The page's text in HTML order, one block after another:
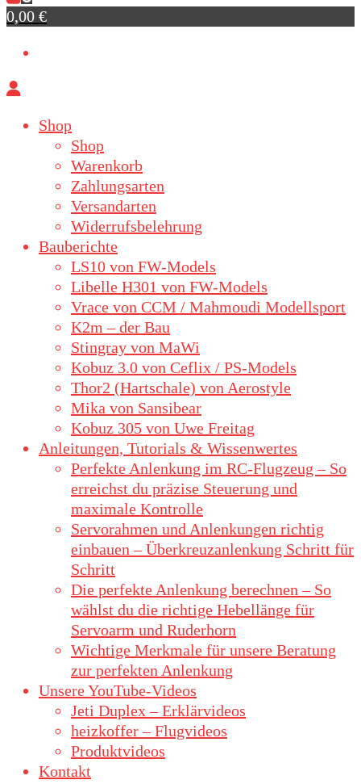
0,00 €
Shop
Shop
Warenkorb
Zahlungsarten
Versandarten
Widerrufsbelehrung
Bauberichte
LS10 von FW-Models
Libelle H301 von FW-Models
Vrace von CCM / Mahmoudi Modellsport
K2m – der Bau
Stingray von MaWi
Kobuz 3.0 von Ceflix / PS-Models
Thor2 (Hartschale) von Aerostyle
Mika von Sansibear
Kobuz 305 von Uwe Freitag
Anleitungen, Tutorials & Wissenwertes
Perfekte Anlenkung im RC-Flugzeug – So
erreichst du präzise Steuerung und
maximale Kontrolle
Servorahmen und Anlenkungen richtig
einbauen – Überkreuzanlenkung Schritt für
Schritt
Die perfekte Anlenkung berechnen – So
wählst du die richtige Hebellänge für
Servoarm und Ruderhorn
Wichtige Merkmale für unsere Beratung
zur perfekten Anlenkung
Unsere YouTube-Videos
Jeti Duplex – Erklärvideos
heizkoffer – Flugvideos
Produktvideos
Kontakt